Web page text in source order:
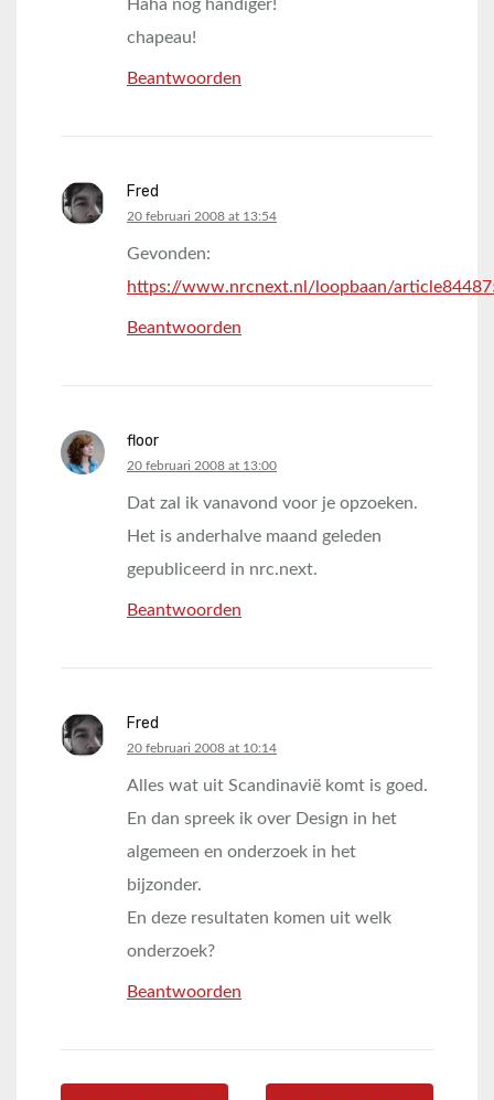
Haha nog handiger!
chapeau!
Beantwoorden
Fred
says:
20 februari 2008 at 13:54
Gevonden:
https://www.nrcnext.nl/loopbaan/
Beantwoorden
floor
says:
20 februari 2008 at 13:00
Dat zal ik vanavond voor je opzoeken.
Het is anderhalve maand geleden
gepubliceerd in nrc.next.
Beantwoorden
Fred
says:
20 februari 2008 at 10:14
Alles wat uit Scandinavië komt is goed.
En dan spreek ik over Design in het
algemeen en onderzoek in het
bijzonder.
En deze resultaten komen uit welk
onderzoek?
Beantwoorden